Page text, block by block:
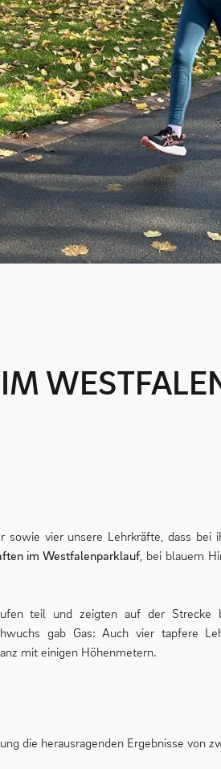
vier unsere Lehrkräfte, dass bei
im Westfalenparklauf, bei blauem
teil und zeigten auf der Strecke
gab Gas: Auch vier tapfere
mit einigen Höhenmetern.
die herausragenden Ergebnisse von